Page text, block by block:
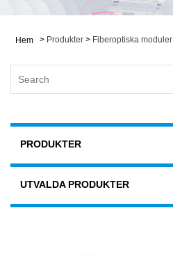
Hem > Produkter > Fiberoptiska moduler
PRODUKTER
UTVALDA PRODUKTER